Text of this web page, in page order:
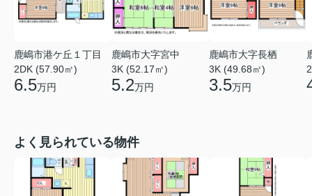
鹿嶋市港ケ丘１丁目
2DK (57.90㎡)
6.5万円
鹿嶋市大字宮中
3K (52.17㎡)
5.2万円
鹿嶋市大字長栖
3K (49.68㎡)
3.5万円
よく見られている物件